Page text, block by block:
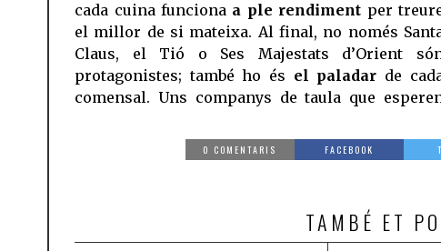
cada cuina funciona a ple rendiment per
el millor de si mateixa. Al final, no només
Claus, el Tió o Ses Majestats d’Orient
protagonistes; també ho és el paladar de
comensal. Uns companys de taula que
0 COMENTARIS FACEBOOK
TAMBÉ ET